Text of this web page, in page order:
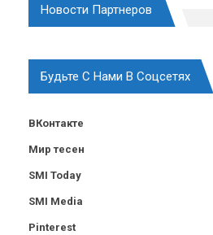
Новости Партнеров
Будьте С Нами В Соцсетях
ВКонтакте
Мир тесен
SMI Today
SMI Media
Pinterest